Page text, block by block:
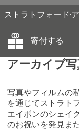
ストラトフォード·
寄付する
アーカイブ
写真やフィルムの
を通じてストラト
エイボンのシェイ
のお祝いを発見ま